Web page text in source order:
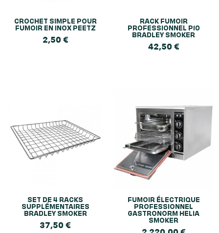
CROCHET SIMPLE POUR
FUMOIR EN INOX PEETZ
2,50€
RACK FUMOIR
PROFESSIONNEL P10
BRADLEY SMOKER
42,50€
SET DE 4 RACKS
SUPPLÉMENTAIRES
BRADLEY SMOKER
37,50€
FUMOIR ÉLECTRIQUE
PROFESSIONNEL
GASTRONORM HELIA
SMOKER